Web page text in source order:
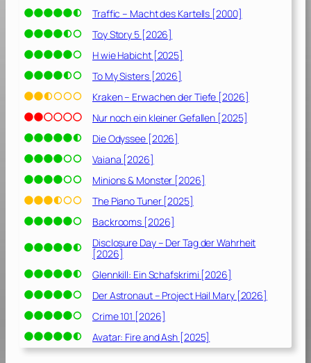
d
i
c
h
n
i
e
m
a
n
s
c
h
e
e
n
!
[
2
0
Traffic – Macht des Kartells [2000]
Toy Story 5 [2026]
H wie Habicht [2025]
To My Sisters [2026]
Kraken – Erwachen der Tiefe [2026]
Nur noch ein kleiner Gefallen [2025]
Die Odyssee [2026]
Vaiana [2026]
Minions & Monster [2026]
The Piano Tuner [2025]
Backrooms [2026]
Disclosure Day – Der Tag der Wahrheit
[2026]
Glennkill: Ein Schafskrimi [2026]
Der Astronaut – Project Hail Mary [2026]
Crime 101 [2026]
Avatar: Fire and Ash [2025]